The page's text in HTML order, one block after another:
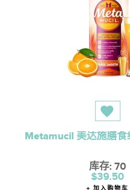
Metamucil 美达施膳食
库存: 70
$39.50